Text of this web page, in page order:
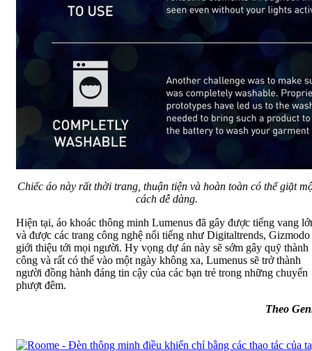
Chiếc áo này rất thời trang, thuận tiện và hoàn toàn có thể giặt
cách dễ dàng.
Hiện tại, áo khoác thông minh Lumenus đã gây được tiếng vang
và được các trang công nghệ nổi tiếng như Digitaltrends, Gizmodo
giới thiệu tới mọi người. Hy vọng dự án này sẽ sớm gây quỹ thành
công và rất có thể vào một ngày không xa, Lumenus sẽ trở thành
người đồng hành đáng tin cậy của các bạn trẻ trong những chuyến
phượt đêm.
Theo